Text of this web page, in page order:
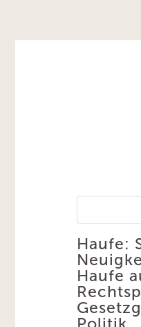
Haufe:
Haufe